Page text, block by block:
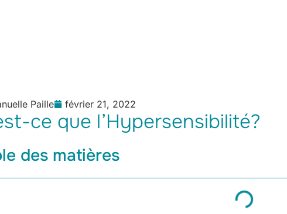
Paille février 21, 2022
ce que l’Hypersensibilité?
des matières